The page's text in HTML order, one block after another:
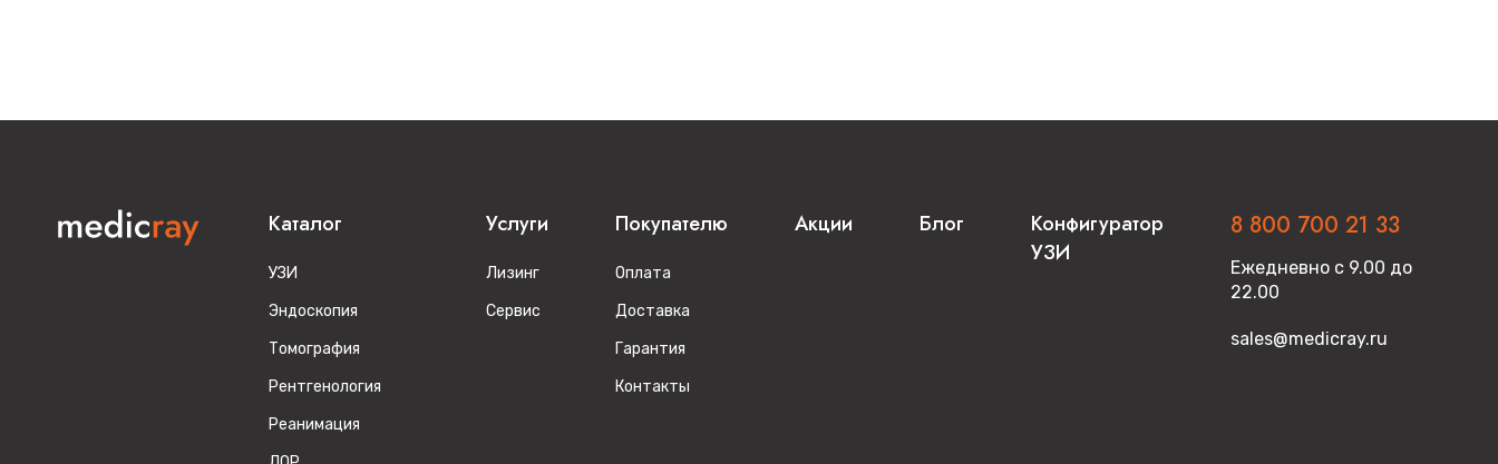
Каталог
УЗИ
Эндоскопия
Томография
Рентгенология
Реанимация
Услуги
Лизинг
Сервис
Покупателю
Оплата
Доставка
Гарантия
Контакты
Акции Блог
Конфигуратор
УЗИ
8 800 700 21 33
Ежедневно с 9.00 до
22.00
sales@medicray.ru